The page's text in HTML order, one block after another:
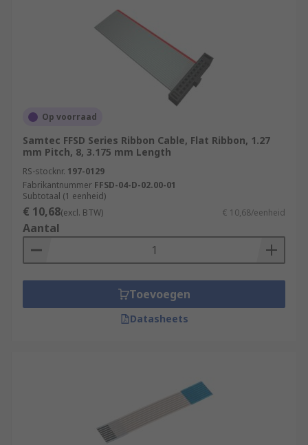
Op voorraad
Samtec FFSD Series Ribbon Cable, Flat Ribbon, 1.27
mm Pitch, 8, 3.175 mm Length
RS-stocknr. 197-0129
Fabrikantnummer FFSD-04-D-02.00-01
Subtotaal (1 eenheid)
€ 10,68(excl. BTW) € 10,68/eenheid
Aantal
Toevoegen
Datasheets